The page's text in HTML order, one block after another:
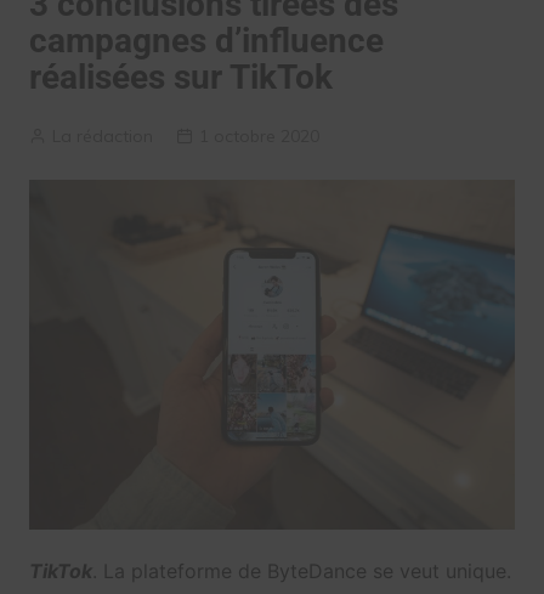
campagnes d’influence
réalisées sur TikTok
TikTok . La plateforme de ByteDance se veut unique.